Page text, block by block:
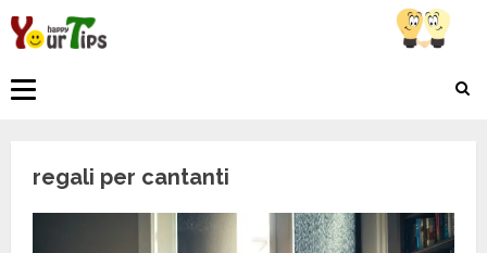
Skip
to
Primary
regali per cantanti